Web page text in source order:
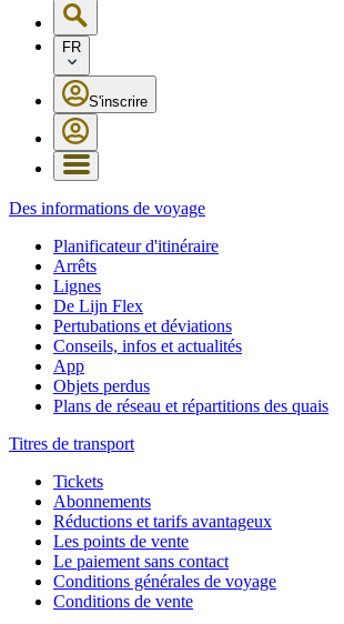
FR
S'inscrire
Des informations de voyage
Planificateur d'itinéraire
Arrêts
Lignes
De Lijn Flex
Pertubations et déviations
Conseils, infos et actualités
App
Objets perdus
Plans de réseau et répartitions des quais
Titres de transport
Tickets
Abonnements
Réductions et tarifs avantageux
Les points de vente
Le paiement sans contact
Conditions générales de voyage
Conditions de vente